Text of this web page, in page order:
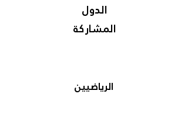
الدول
المشاركة
الرياضيين